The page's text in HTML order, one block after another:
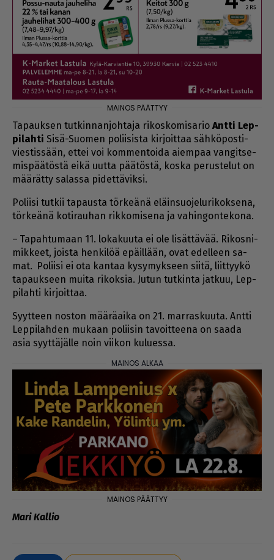
Ta­pauk­sen tut­kin­nan­joh­ta­ja ri­kos­ko­mi­sa­rio Ant­ti Lep­
pi­lah­ti Sisä-Suo­men po­lii­sis­ta kir­joit­taa säh­kö­pos­ti­
vies­tis­sään, et­tei voi kom­men­toi­da ai­em­paa van­git­se­
mis­pää­tös­tä ei­kä uut­ta pää­tös­tä, kos­ka pe­rus­te­lut on
mää­rät­ty sa­las­sa pi­det­tä­vik­si.
Po­lii­si tut­kii ta­paus­ta tör­ke­ä­nä eläin­suo­je­lu­ri­kok­se­na,
tör­ke­ä­nä ko­ti­rau­han rik­ko­mi­se­na ja va­hin­gon­te­ko­na.
– Ta­pah­tu­maan 11. lo­ka­kuu­ta ei ole li­sät­tä­vää. Ri­kos­ni­
mik­keet, jois­ta hen­ki­löä epäil­lään, ovat edel­leen sa­
mat. Po­lii­si ei ota kan­taa ky­sy­myk­seen sii­tä, liit­tyy­kö
ta­pauk­seen mui­ta ri­kok­sia. Ju­tun tut­kin­ta jat­kuu, Lep­
pi­lah­ti kir­joit­taa.
Syyt­teen nos­ton mää­rä­ai­ka on 21. mar­ras­kuu­ta. Ant­ti
Lep­pi­lah­den mu­kaan po­lii­sin ta­voit­tee­na on saa­da
asia syyt­tä­jäl­le noin vii­kon ku­lu­es­sa.
Mari Kal­lio